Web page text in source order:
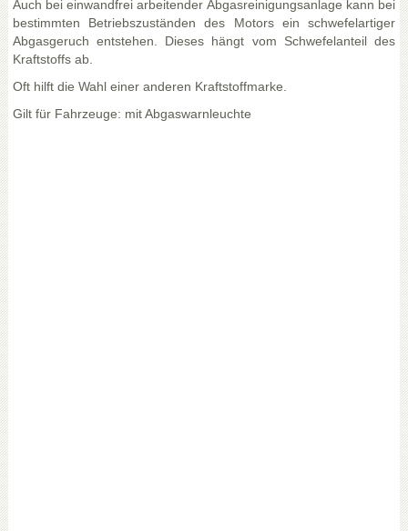
Auch bei einwandfrei arbeitender Abgasreinigungsanlage kann bei
bestimmten Betriebszuständen des Motors ein schwefelartiger
Abgasgeruch entstehen. Dieses hängt vom Schwefelanteil des
Kraftstoffs ab.
Oft hilft die Wahl einer anderen Kraftstoffmarke.
Gilt für Fahrzeuge: mit Abgaswarnleuchte